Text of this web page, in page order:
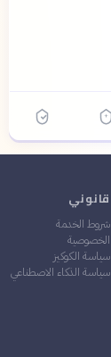
قانوني
شروط الخدمة
الخصوصية
سياسة الكوكيز
سياسة الذكاء الاصطناعي